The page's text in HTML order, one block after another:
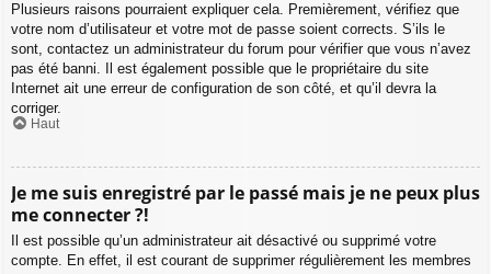
Plusieurs raisons pourraient expliquer cela. Premièrement, vérifiez que
votre nom d’utilisateur et votre mot de passe soient corrects. S’ils le
sont, contactez un administrateur du forum pour vérifier que vous n’avez
pas été banni. Il est également possible que le propriétaire du site
Internet ait une erreur de configuration de son côté, et qu’il devra la
corriger.
Haut
Je me suis enregistré par le passé mais je ne peux plus
me connecter ?!
Il est possible qu’un administrateur ait désactivé ou supprimé votre
compte. En effet, il est courant de supprimer régulièrement les membres